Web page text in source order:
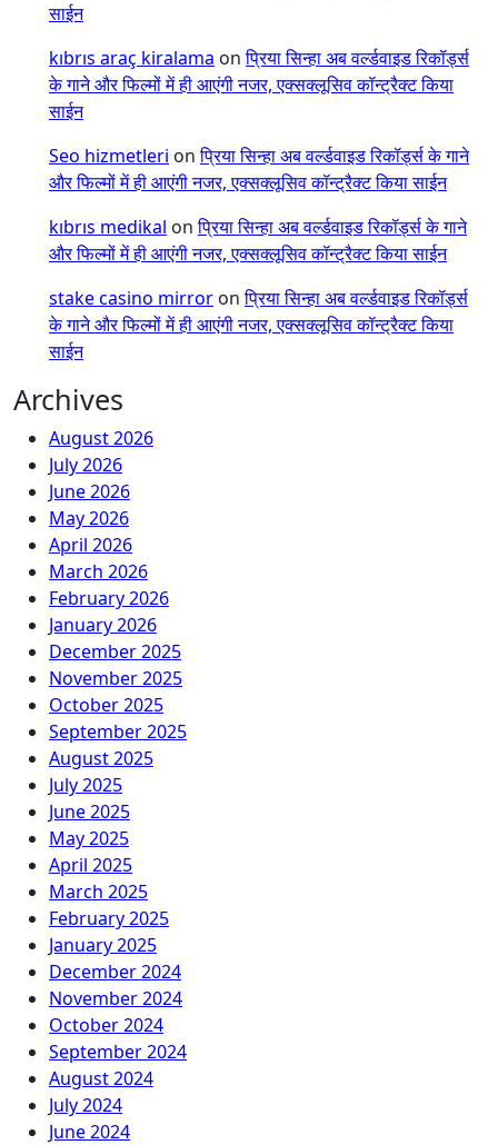
साईन
kıbrıs araç kiralama onप्रिया सिन्हा अब वर्ल्डवाइड रिकॉर्ड्स
के गाने और फिल्मों में ही आएंगी नजर, एक्सक्लूसिव कॉन्ट्रैक्ट किया
साईन
Seo hizmetleri onप्रिया सिन्हा अब वर्ल्डवाइड रिकॉर्ड्स के गाने
और फिल्मों में ही आएंगी नजर, एक्सक्लूसिव कॉन्ट्रैक्ट किया साईन
kıbrıs medikal onप्रिया सिन्हा अब वर्ल्डवाइड रिकॉर्ड्स के गाने
और फिल्मों में ही आएंगी नजर, एक्सक्लूसिव कॉन्ट्रैक्ट किया साईन
stake casino mirror onप्रिया सिन्हा अब वर्ल्डवाइड रिकॉर्ड्स
के गाने और फिल्मों में ही आएंगी नजर, एक्सक्लूसिव कॉन्ट्रैक्ट किया
साईन
Archives
August 2026
July 2026
June 2026
May 2026
April 2026
March 2026
February 2026
January 2026
December 2025
November 2025
October 2025
September 2025
August 2025
July 2025
June 2025
May 2025
April 2025
March 2025
February 2025
January 2025
December 2024
November 2024
October 2024
September 2024
August 2024
July 2024
June 2024